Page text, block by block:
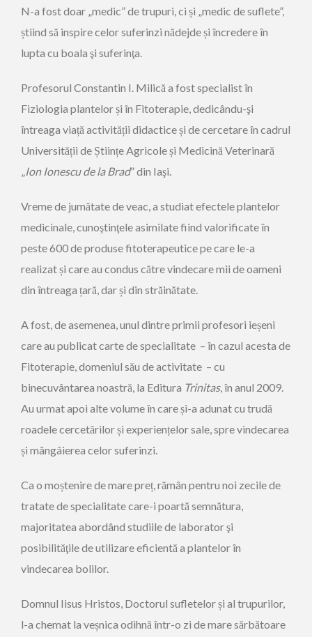
N-a fost doar „medic” de trupuri, ci și „medic de suflete”,
știind să inspire celor suferinzi nădejde și încredere în
lupta cu boala şi suferinţa.
Profesorul Constantin I. Milică a fost specialist în
Fiziologia plantelor și în Fitoterapie, dedicându-şi
întreaga viață activității didactice și de cercetare în cadrul
Universității de Științe Agricole și Medicină Veterinară
„Ion Ionescu de la Brad” din Iaşi.
Vreme de jumătate de veac, a studiat efectele plantelor
medicinale, cunoştinţele asimilate fiind valorificate în
peste 600 de produse fitoterapeutice pe care le-a
realizat și care au condus către vindecare mii de oameni
din întreaga țară, dar și din străinătate.
A fost, de asemenea, unul dintre primii profesori ieșeni
care au publicat carte de specialitate – în cazul acesta de
Fitoterapie, domeniul său de activitate – cu
binecuvântarea noastră, la Editura Trinitas, în anul 2009.
Au urmat apoi alte volume în care și-a adunat cu trudă
roadele cercetărilor și experiențelor sale, spre vindecarea
și mângâierea celor suferinzi.
Ca o moștenire de mare preț, rămân pentru noi zecile de
tratate de specialitate care-i poartă semnătura,
majoritatea abordând studiile de laborator şi
posibilităţile de utilizare eficientă a plantelor în
vindecarea bolilor.
Domnul Iisus Hristos, Doctorul sufletelor și al trupurilor,
l-a chemat la veșnica odihnă într-o zi de mare sărbătoare